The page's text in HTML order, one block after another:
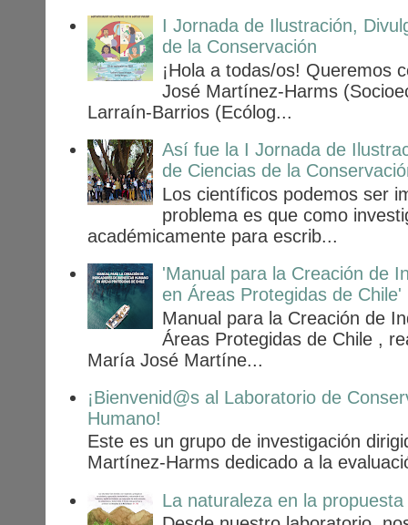
I Jornada de Ilustración,
de la Conservación
¡Hola a todas/os! Queremos
José Martínez-Harms
Larraín-Barrios (Ecólog...
Así fue la I Jornada de
de Ciencias de la
Los científicos podemos ser
problema es que como
académicamente para escrib...
'Manual para la Creación de
en Áreas Protegidas de Chile'
Manual para la Creación de
Áreas Protegidas de Chile ,
María José Martíne...
¡Bienvenid@s al Laboratorio de
Humano!
Este es un grupo de investigación
Martínez-Harms dedicado a la
La naturaleza en la